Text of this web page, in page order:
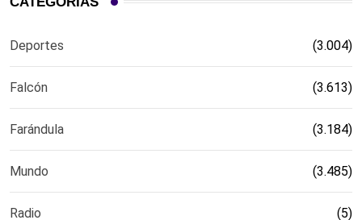
Deportes (3.004)
Falcón (3.613)
Farándula (3.184)
Mundo (3.485)
Radio (5)